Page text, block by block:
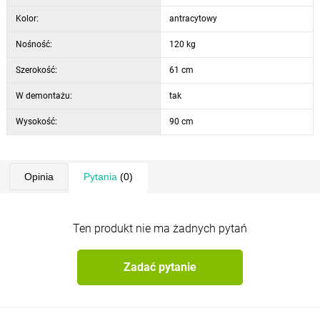
Kolor: antracytowy
Nośność: 120 kg
Szerokość: 61 cm
W demontażu: tak
Wysokość: 90 cm
Opinia Pytania (0)
Ten produkt nie ma żadnych pytań
Zadać pytanie